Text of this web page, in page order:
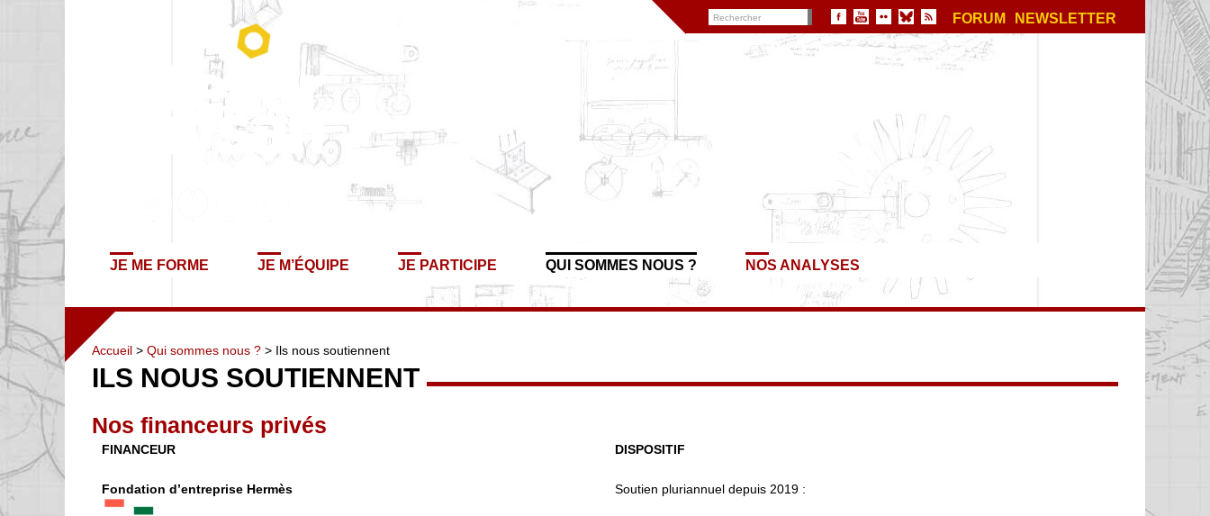
FORUM NEWSLETTER
JE ME FORME JE M’ÉQUIPE JE PARTICIPE QUI SOMMES NOUS ? NOS ANALYSES
Accueil > Qui sommes nous ? > Ils nous soutiennent
ILS NOUS SOUTIENNENT
Nos financeurs privés
FINANCEUR DISPOSITIF
Fondation d’entreprise Hermès Soutien pluriannuel depuis 2019 :